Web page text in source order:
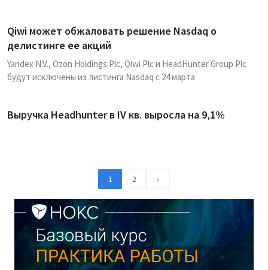
Qiwi может обжаловать решение Nasdaq о
делистинге ее акций
Yandex N.V., Ozon Holdings Plc, Qiwi Plc и HeadHunter Group Plc
будут исключены из листинга Nasdaq с 24 марта
Выручка Headhunter в IV кв. выросла на 9,1%
1 2 ›